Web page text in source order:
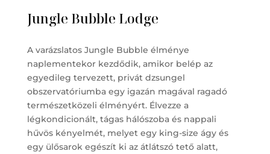
Jungle Bubble Lodge
A varázslatos Jungle Bubble élménye
naplementekor kezdődik, amikor belép az
egyedileg tervezett, privát dzsungel
obszervatóriumba egy igazán magával ragadó
természetközeli élményért. Élvezze a
légkondicionált, tágas hálószoba és nappali
hűvös kényelmét, melyet egy king-size ágy és
egy ülősarok egészít ki az átlátszó tető alatt,